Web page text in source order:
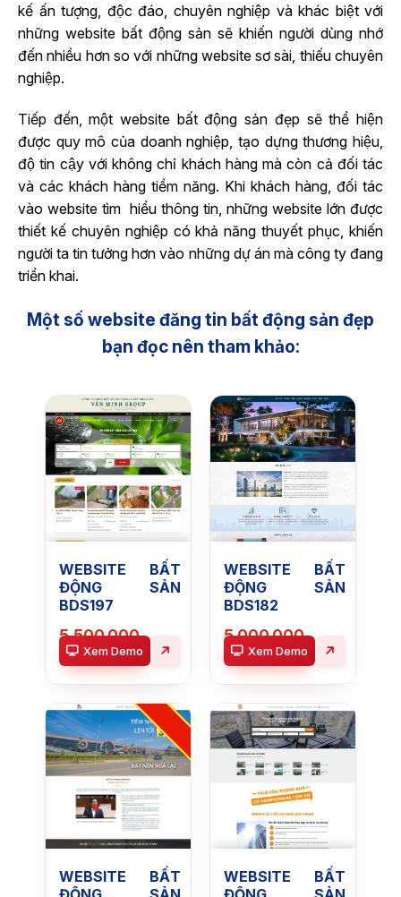
kế ấn tượng, độc đáo, chuyên nghiệp và khác biệt với
những website bất động sản sẽ khiến người dùng nhớ
đến nhiều hơn so với những website sơ sài, thiếu chuyên
nghiệp.
Tiếp đến, một website bất động sản đẹp sẽ thể hiện
được quy mô của doanh nghiệp, tạo dựng thương hiệu,
độ tin cậy với không chỉ khách hàng mà còn cả đối tác
và các khách hàng tiềm năng. Khi khách hàng, đối tác
vào website tìm hiểu thông tin, những website lớn được
thiết kế chuyên nghiệp có khả năng thuyết phục, khiến
người ta tin tưởng hơn vào những dự án mà công ty đang
triển khai.
Một số website đăng tin bất động sản đẹp
bạn đọc nên tham khảo:
WEBSITE BẤT
ĐỘNG SẢN
BDS197
5.500.000
Gói:
Website
dự
án
Xem Demo
WEBSITE BẤT
ĐỘNG SẢN
BDS182
5.000.000
Gói:
Website
dự
án
Xem Demo
WEBSITE BẤT
WEBSITE BẤT